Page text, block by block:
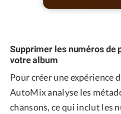
Supprimer les numéros de
votre album
Pour créer une expérience
AutoMix analyse les
chansons, ce qui inclut les